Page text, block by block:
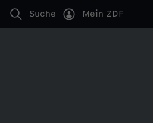
Suche Mein ZDF